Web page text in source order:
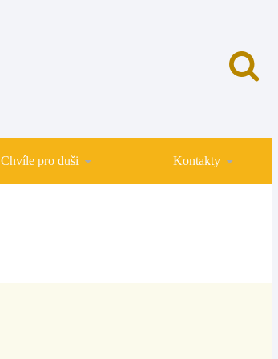
Chvíle pro duši Kontakty